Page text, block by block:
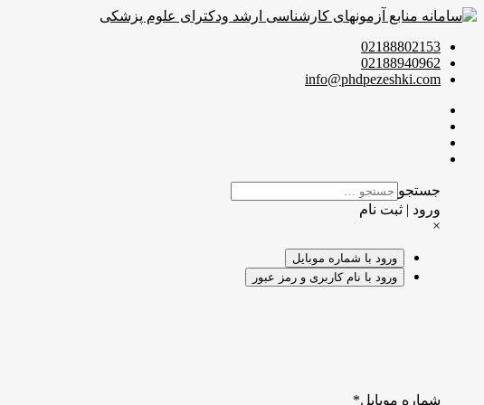
02188802153
02188940962
info@phdpezeshki.com
جستجو
ورود | ثبت نام
×
ورود با شماره موبایل
ورود با نام کاربری و رمز عبور
شماره موبایل*